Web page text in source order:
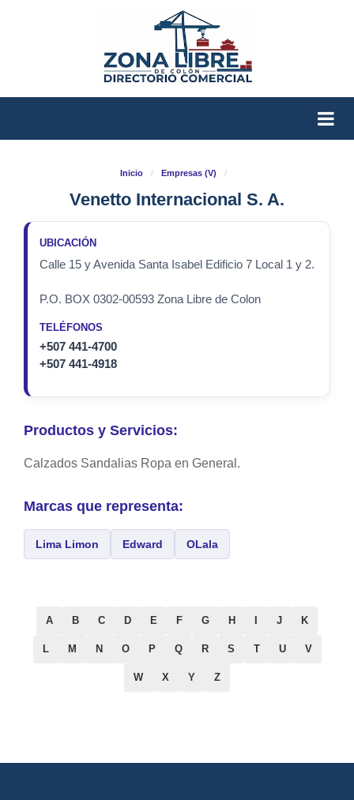
Inicio / Empresas (V) /
Venetto Internacional S. A.
UBICACIÓN
Calle 15 y Avenida Santa Isabel Edificio 7 Local 1 y 2.
P.O. BOX 0302-00593 Zona Libre de Colon
TELÉFONOS
+507 441-4700
+507 441-4918
Productos y Servicios:
Calzados Sandalias Ropa en General.
Marcas que representa:
Lima Limon Edward OLala
A B C D E F G H J K
L M N O P Q R S T U V
W X Y Z